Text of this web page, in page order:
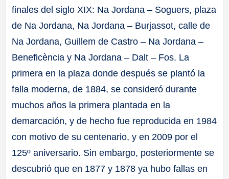
finales del siglo XIX: Na Jordana – Soguers, plaza
de Na Jordana, Na Jordana – Burjassot, calle de
Na Jordana, Guillem de Castro – Na Jordana –
Beneficència y Na Jordana – Dalt – Fos. La
primera en la plaza donde después se plantó la
falla moderna, de 1884, se consideró durante
muchos años la primera plantada en la
demarcación, y de hecho fue reproducida en 1984
con motivo de su centenario, y en 2009 por el
125º aniversario. Sin embargo, posteriormente se
descubrió que en 1877 y 1878 ya hubo fallas en